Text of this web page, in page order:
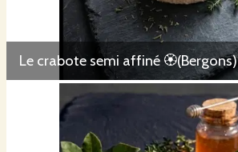
Le crabote semi affiné 🏵️(Bergons)